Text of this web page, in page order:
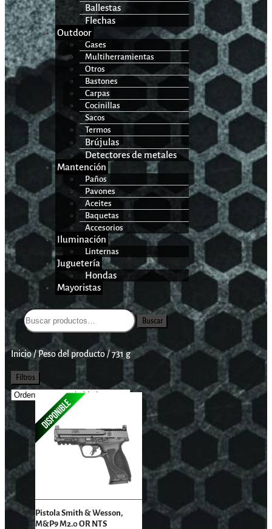
Ballestas
Flechas
Outdoor
Gases
Multiherramientas
Otros
Bastones
Carpas
Cocinillas
Sacos
Termos
Brújulas
Detectores de metales
Mantención
Paños
Pavones
Aceites
Baquetas
Accesorios
Iluminación
Linternas
Juguetería
Hondas
Mayoristas
Buscar
Inicio/Peso del producto/731 g
Filtros
Pistola Smith & Wesson,
M&P9 M2.0 OR NTS